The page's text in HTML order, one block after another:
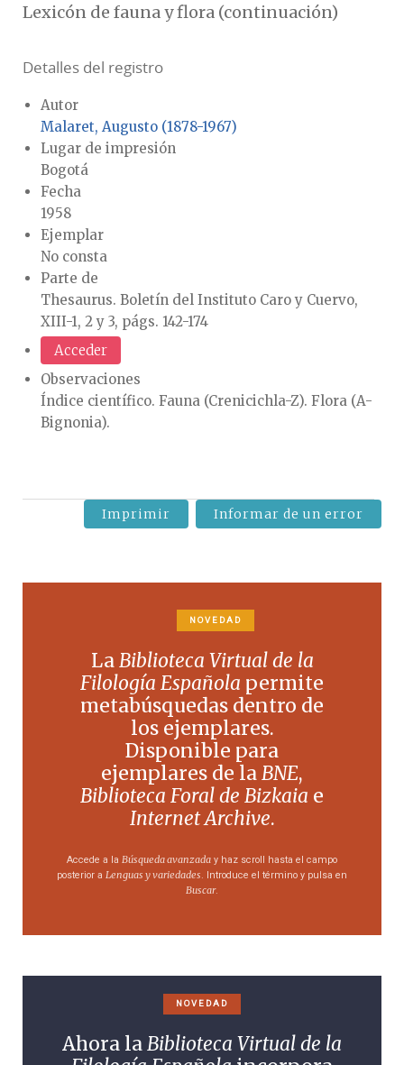
Lexicón de fauna y flora (continuación)
Detalles del registro
Autor
Malaret, Augusto (1878-1967)
Lugar de impresión
Bogotá
Fecha
1958
Ejemplar
No consta
Parte de
Thesaurus. Boletín del Instituto Caro y Cuervo,
XIII-1, 2 y 3, págs. 142-174
Acceder
Observaciones
Índice científico. Fauna (Crenicichla-Z). Flora (A-
Bignonia).
Imprimir Informar de un error
NOVEDAD
LaBiblioteca Virtual de la
Filología Española permite
metabúsquedas dentro de
los ejemplares.
Disponible para
ejemplares de laBNE,
Biblioteca Foral de Bizkaia e
Internet Archive.
Accede a la Búsqueda avanzada y haz scroll hasta el campo
posterior a Lenguas y variedades . Introduce el término y pulsa en
Buscar.
NOVEDAD
Ahora laBiblioteca Virtual de la